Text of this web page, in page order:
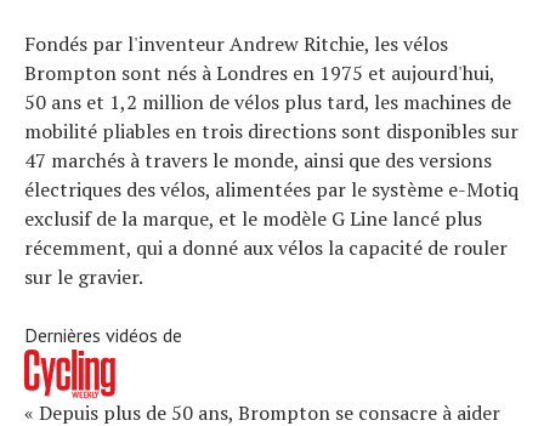
Fondés par l'inventeur Andrew Ritchie, les vélos
Brompton sont nés à Londres en 1975 et aujourd'hui,
50 ans et 1,2 million de vélos plus tard, les machines de
mobilité pliables en trois directions sont disponibles sur
47 marchés à travers le monde, ainsi que des versions
électriques des vélos, alimentées par le système e-Motiq
exclusif de la marque, et le modèle G Line lancé plus
récemment, qui a donné aux vélos la capacité de rouler
sur le gravier.
Dernières vidéos de
« Depuis plus de 50 ans, Brompton se consacre à aider